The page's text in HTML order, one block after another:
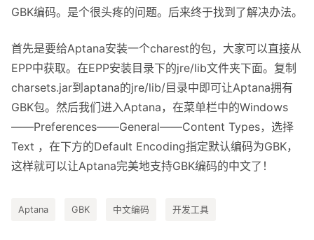
GBK编码。是个很头疼的问题。后来终于找到了解决办法。
首先是要给Aptana安装一个charest的包，大家可以直接从
EPP中获取。在EPP安装目录下的jre/lib文件夹下面。复制
charsets.jar到aptana的jre/lib/目录中即可让Aptana拥有
GBK包。然后我们进入Aptana，在菜单栏中的Windows
——Preferences——General——Content Types，选择
Text ，在下方的Default Encoding指定默认编码为GBK，
这样就可以让Aptana完美地支持GBK编码的中文了！
Aptana GBK 中文编码 开发工具